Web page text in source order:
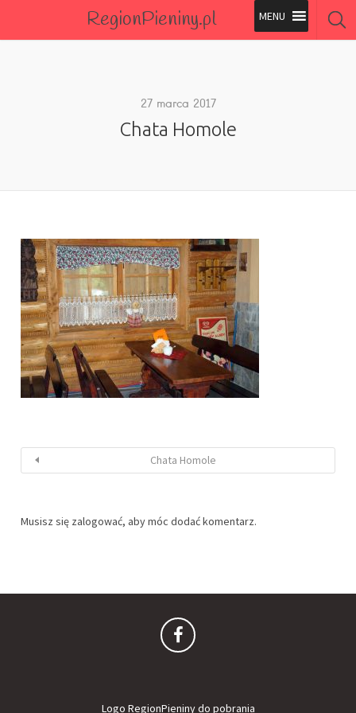
RegionPieniny.pl
Wszystkie Obiekty
27 marca 2017
Chata Homole
Chata Homole
Musisz się zalogować, aby móc dodać komentarz.
Logo RegionPieniny do pobrania